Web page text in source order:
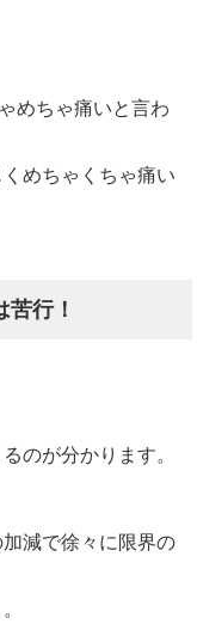
めちゃ痛いと言わ
めちゃくちゃ痛い
行！
のが分かります。
減で徐々に限界の